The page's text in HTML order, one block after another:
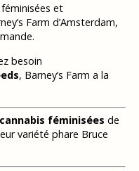
féminisées et
Farm d’Amsterdam,
besoin
, Barney’s Farm a la
féminisées de
variété phare Bruce